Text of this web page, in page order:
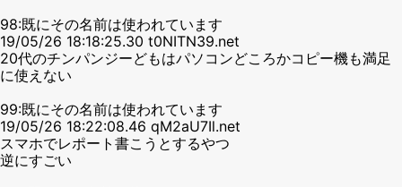
98:既にその名前は使われています
19/05/26 18:18:25.30 t0NITN39.net
20代のチンパンジーどもはパソコンどころかコピー機も満足
に使えない
99:既にその名前は使われています
19/05/26 18:22:08.46 qM2aU7Il.net
スマホでレポート書こうとするやつ
逆にすごい